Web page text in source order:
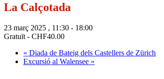
La Calçotada
23 març 2025 , 11:30 - 18:00
Gratuït - CHF40.00
« Diada de Bateig dels Castellers de Zürich
Excursió al Walensee »